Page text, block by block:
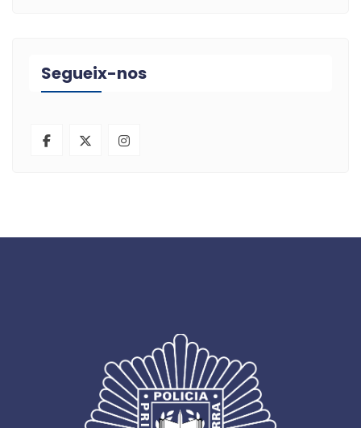
Segueix-nos